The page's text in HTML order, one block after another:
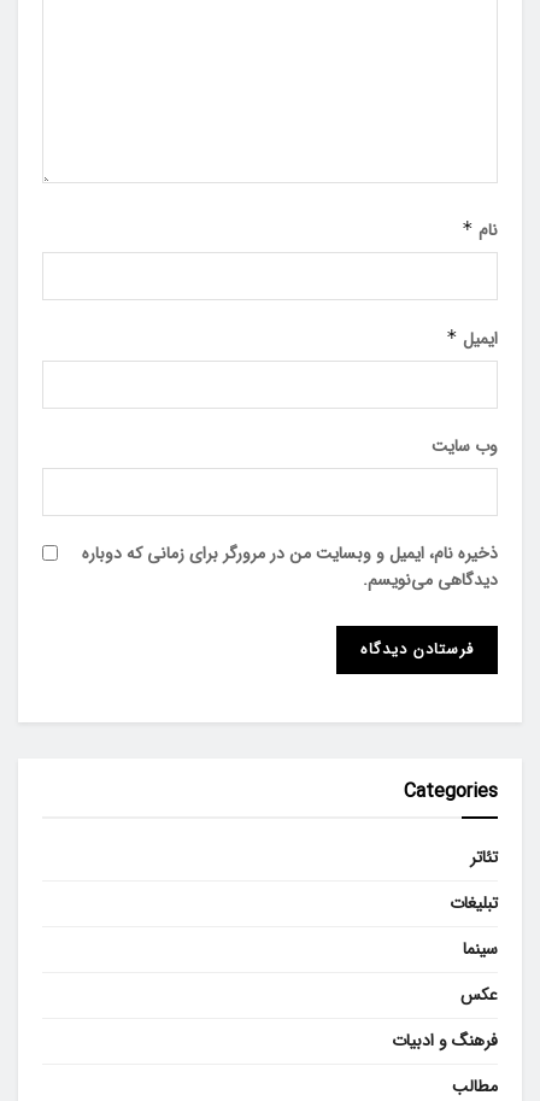
نام *
ایمیل *
وب‌ سایت
ذخیره نام، ایمیل و وبسایت من در مرورگر برای زمانی که دوباره
دیدگاهی می‌نویسم.
Categories
تئاتر
تبلیغات
سینما
عکس
فرهنگ و ادبیات
مطالب